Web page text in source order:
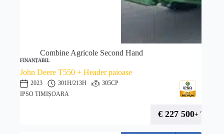
Combine Agricole Second Hand
FINANȚABIL
John Deere T550 + Header paioase
2023 301H/213H
305CP
IPSO TIMIȘOARA
€ 227 500+ TVA